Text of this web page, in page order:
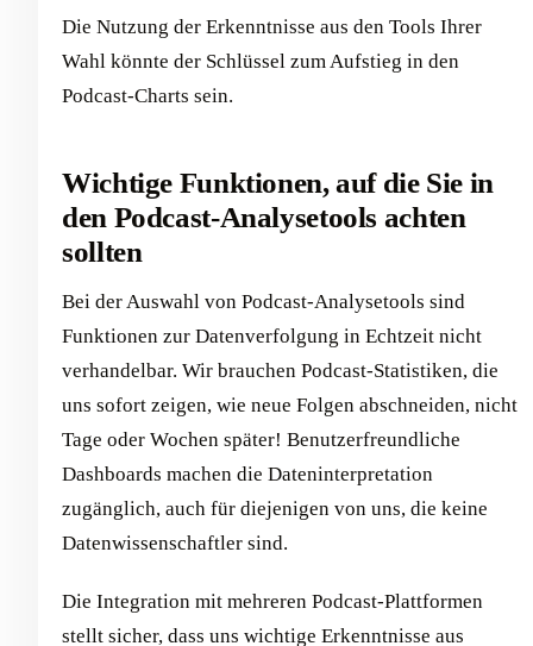
Die Nutzung der Erkenntnisse aus den Tools Ihrer
Wahl könnte der Schlüssel zum Aufstieg in den
Podcast-Charts sein.
Wichtige Funktionen, auf die Sie in
den Podcast-Analysetools achten
sollten
Bei der Auswahl von Podcast-Analysetools sind
Funktionen zur Datenverfolgung in Echtzeit nicht
verhandelbar. Wir brauchen Podcast-Statistiken, die
uns sofort zeigen, wie neue Folgen abschneiden, nicht
Tage oder Wochen später! Benutzerfreundliche
Dashboards machen die Dateninterpretation
zugänglich, auch für diejenigen von uns, die keine
Datenwissenschaftler sind.
Die Integration mit mehreren Podcast-Plattformen
stellt sicher, dass uns wichtige Erkenntnisse aus